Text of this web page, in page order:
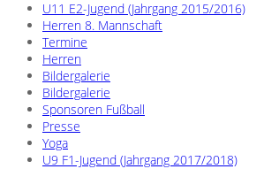
U11 E2-Jugend (Jahrgang 2015/2016)
Herren 8. Mannschaft
Termine
Herren
Bildergalerie
Bildergalerie
Sponsoren Fußball
Presse
Yoga
U9 F1-Jugend (Jahrgang 2017/2018)